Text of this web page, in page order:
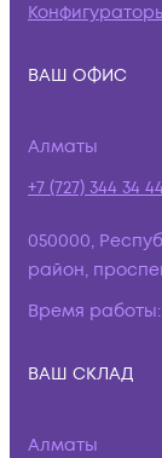
ВАШ ОФИС
Алматы
+7 (727) 344 34 44
050000,
район,
Время работы:
ВАШ СКЛАД
Алматы